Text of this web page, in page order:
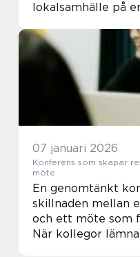
lokalsamhälle på
bara om
om n...
07 januari 2026
Konferens som skapar
möte
En genomtänkt
skillnaden mellan
och ett möte som
När kollegor